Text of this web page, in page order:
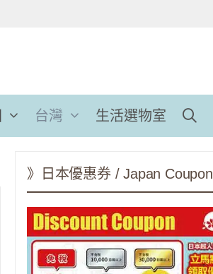
台灣 生活選物室
》日本優惠券 / Japan Coupon